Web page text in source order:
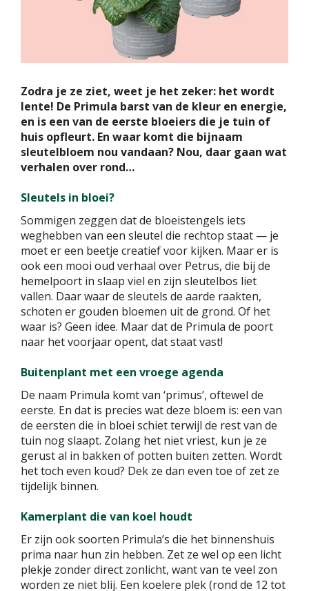
Zodra je ze ziet, weet je het zeker: het wordt
lente! De Primula barst van de kleur en energie,
en is een van de eerste bloeiers die je tuin of
huis opfleurt. En waar komt die bijnaam
sleutelbloem nou vandaan? Nou, daar gaan wat
verhalen over rond…
Sleutels in bloei?
Sommigen zeggen dat de bloeistengels iets
weghebben van een sleutel die rechtop staat — je
moet er een beetje creatief voor kijken. Maar er is
ook een mooi oud verhaal over Petrus, die bij de
hemelpoort in slaap viel en zijn sleutelbos liet
vallen. Daar waar de sleutels de aarde raakten,
schoten er gouden bloemen uit de grond. Of het
waar is? Geen idee. Maar dat de Primula de poort
naar het voorjaar opent, dat staat vast!
Buitenplant met een vroege agenda
De naam Primula komt van ‘primus’, oftewel de
eerste. En dat is precies wat deze bloem is: een van
de eersten die in bloei schiet terwijl de rest van de
tuin nog slaapt. Zolang het niet vriest, kun je ze
gerust al in bakken of potten buiten zetten. Wordt
het toch even koud? Dek ze dan even toe of zet ze
tijdelijk binnen.
Kamerplant die van koel houdt
Er zijn ook soorten Primula’s die het binnenshuis
prima naar hun zin hebben. Zet ze wel op een licht
plekje zonder direct zonlicht, want van te veel zon
worden ze niet blij. Een koelere plek (rond de 12 tot